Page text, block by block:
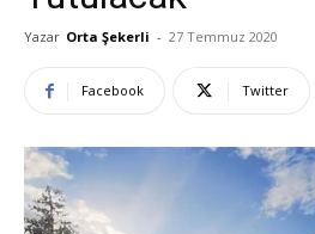
Yazar Orta Şekerli - 27 Temmuz 2020
Facebook Twitter